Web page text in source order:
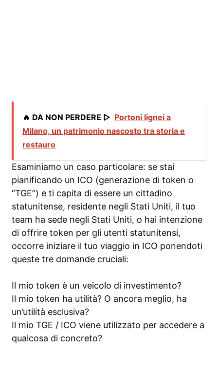
🔥 DA NON PERDERE ▷ Portoni lignei a
Milano, un patrimonio nascosto tra storia e
restauro
Esaminiamo un caso particolare: se stai
pianificando un ICO (generazione di token o
“TGE”) e ti capita di essere un cittadino
statunitense, residente negli Stati Uniti, il tuo
team ha sede negli Stati Uniti, o hai intenzione
di offrire token per gli utenti statunitensi,
occorre iniziare il tuo viaggio in ICO ponendoti
queste tre domande cruciali:
Il mio token è un veicolo di investimento?
Il mio token ha utilità? O ancora meglio, ha
un’utilità esclusiva?
Il mio TGE / ICO viene utilizzato per accedere a
qualcosa di concreto?